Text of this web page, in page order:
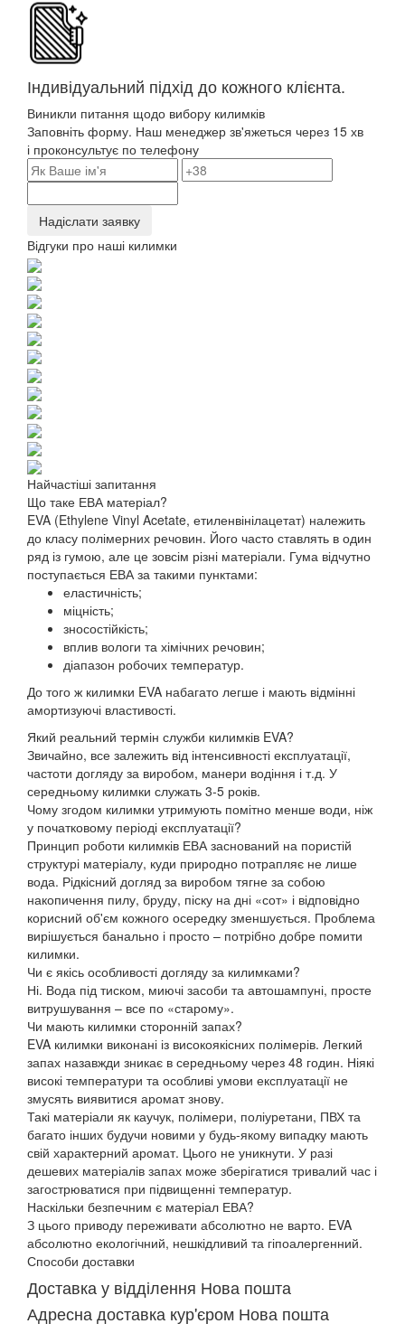
Індивідуальний підхід до кожного клієнта.
Виникли питання щодо вибору килимків
Заповніть форму. Наш менеджер зв'яжеться через 15 хв
і проконсультує по телефону
Надіслати заявку
Відгуки про наші килимки
Найчастіші запитання
Що таке ЕВА матеріал?
EVA (Ethylene Vinyl Acetate, етиленвінілацетат) належить
до класу полімерних речовин. Його часто ставлять в один
ряд із гумою, але це зовсім різні матеріали. Гума відчутно
поступається ЕВА за такими пунктами:
еластичність;
міцність;
зносостійкість;
вплив вологи та хімічних речовин;
діапазон робочих температур.
До того ж килимки EVA набагато легше і мають відмінні
амортизуючі властивості.
Який реальний термін служби килимків EVA?
Звичайно, все залежить від інтенсивності експлуатації,
частоти догляду за виробом, манери водіння і т.д. У
середньому килимки служать 3-5 років.
Чому згодом килимки утримують помітно менше води, ніж
у початковому періоді експлуатації?
Принцип роботи килимків ЕВА заснований на пористій
структурі матеріалу, куди природно потрапляє не лише
вода. Рідкісний догляд за виробом тягне за собою
накопичення пилу, бруду, піску на дні «сот» і відповідно
корисний об'єм кожного осередку зменшується. Проблема
вирішується банально і просто – потрібно добре помити
килимки.
Чи є якісь особливості догляду за килимками?
Ні. Вода під тиском, миючі засоби та автошампуні, просте
витрушування – все по «старому».
Чи мають килимки сторонній запах?
EVA килимки виконані із високоякісних полімерів. Легкий
запах назавжди зникає в середньому через 48 годин. Ніякі
високі температури та особливі умови експлуатації не
змусять виявитися аромат знову.
Такі матеріали як каучук, полімери, поліуретани, ПВХ та
багато інших будучи новими у будь-якому випадку мають
свій характерний аромат. Цього не уникнути. У разі
дешевих матеріалів запах може зберігатися тривалий час і
загострюватися при підвищенні температур.
Наскільки безпечним є матеріал ЕВА?
З цього приводу переживати абсолютно не варто. EVA
абсолютно екологічний, нешкідливий та гіпоалергенний.
Способи доставки
Доставка у відділення Нова пошта
Адресна доставка кур'єром Нова пошта